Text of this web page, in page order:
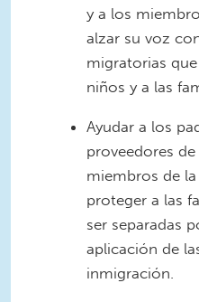
y a los
alzar su voz
migratorias
niños y a las
Ayudar a los
proveedores
miembros de
proteger a las
ser separadas
aplicación de
inmigración.